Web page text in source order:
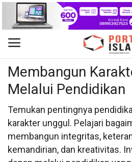
Gabung
Beranda
Kontak
Berita Islam
Membangun
Melalui Pendidikan
Temukan pentingnya
karakter unggul. Pelajari
membangun integritas,
kemandirian, dan kreativitas.